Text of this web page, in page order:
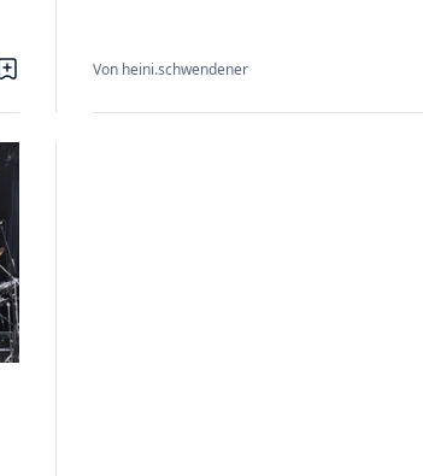
Von heini.schwendener